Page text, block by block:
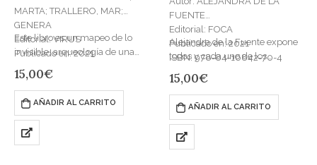
MARTA; TRALLERO, MAR;
GENERA
Editorial: VIRUS
Publicado en: 2021
ISBN: 978-84-17870-11-9
Este libro es un mapeo de lo
invisible, arqueología de una
sexuales durante el período…
15,00€
AÑADIR AL CARRITO
FUENTE
Editorial: FOCA
Publicado en: 2021
ISBN: 978-84-16842-70-4
Alejandra de la Fuente expone
todos y cada uno de los
proyecto de investigación,
Mierda Jobs, ha…
15,00€
AÑADIR AL CARRITO